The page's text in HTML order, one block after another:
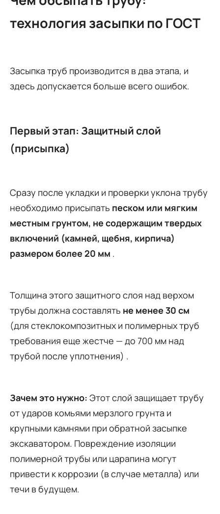
технология засыпки по ГОСТ
Засыпка труб производится в два этапа, и
здесь допускается больше всего ошибок.
Первый этап: Защитный слой
(присыпка)
Сразу после укладки и проверки уклона трубу
необходимо присыпать песком или мягким
местным грунтом, не содержащим твердых
включений (камней, щебня, кирпича)
размером более 20 мм .
Толщина этого защитного слоя над верхом
трубы должна составлять не менее 30 см
(для стеклокомпозитных и полимерных труб
требования еще жестче — до 700 мм над
трубой после уплотнения) .
Зачем это нужно: Этот слой защищает трубу
от ударов комьями мерзлого грунта и
крупными камнями при обратной засыпке
экскаватором. Повреждение изоляции
полимерной трубы или царапина могут
привести к коррозии (в случае металла) или
течи в будущем.